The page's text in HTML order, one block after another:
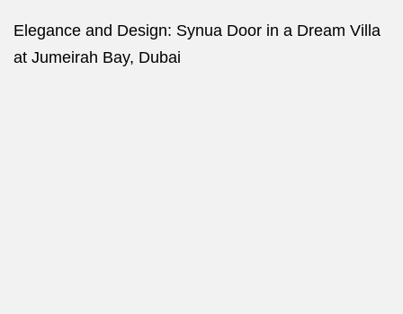
Elegance and Design: Synua Door in a Dream Villa
at Jumeirah Bay, Dubai